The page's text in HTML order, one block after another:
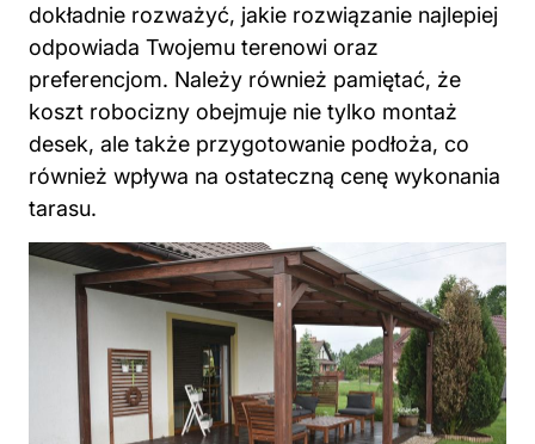
dokładnie rozważyć, jakie rozwiązanie najlepiej
odpowiada Twojemu terenowi oraz
preferencjom. Należy również pamiętać, że
koszt robocizny obejmuje nie tylko montaż
desek, ale także przygotowanie podłoża, co
również wpływa na ostateczną cenę wykonania
tarasu.